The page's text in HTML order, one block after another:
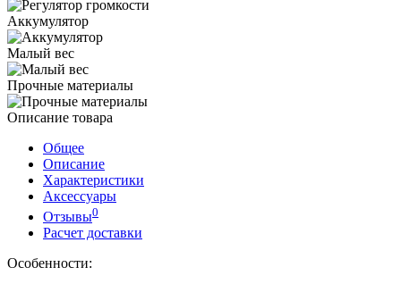
Аккумулятор
Малый вес
Прочные материалы
Описание товара
Общее
Описание
Характеристики
Аксессуары
Отзывы0
Расчет доставки
Особенности: